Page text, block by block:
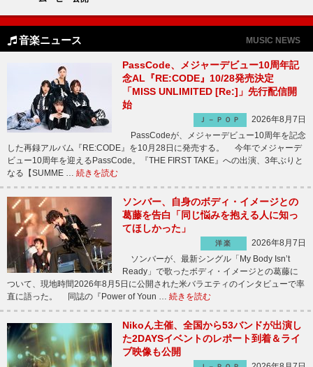
音楽ニュース MUSIC NEWS
PassCode、メジャーデビュー10周年記
念AL『RE:CODE』10/28発売決定
「MISS UNLIMITED [Re:]」先行配信開
始
Ｊ－ＰＯＰ
2026年8月7日
PassCodeが、メジャーデビュー10周年を記念
した再録アルバム『RE:CODE』を10月28日に発売する。 今年でメジャーデ
ビュー10周年を迎えるPassCode。『THE FIRST TAKE』への出演、3年ぶりと
なる【SUMME … 続きを読む
ソンバー、自身のボディ・イメージとの
葛藤を告白「同じ悩みを抱える人に知っ
てほしかった」
洋楽
2026年8月7日
ソンバーが、最新シングル「My Body Isn’t
Ready」で歌ったボディ・イメージとの葛藤に
ついて、現地時間2026年8月5日に公開された米バラエティのインタビューで率
直に語った。 同誌の『Power of Youn … 続きを読む
Nikoん主催、全国から53バンドが出演し
た2DAYSイベントのレポート到着＆ライ
ブ映像も公開